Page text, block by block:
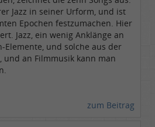
Jazz in seiner Urform, und ist
Epochen festzumachen. Hier
Jazz, ein wenig Anklänge an
Elemente, und solche aus der
und an Filmmusik kann man
zum Beitrag